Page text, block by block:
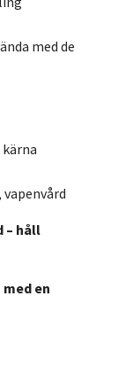
med de
– håll
en